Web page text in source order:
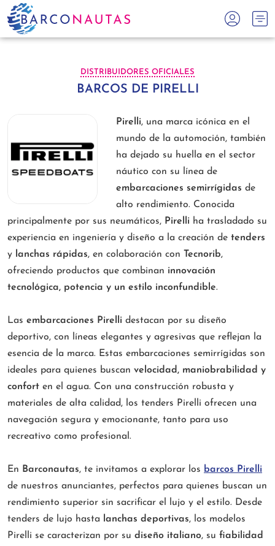
DISTRIBUIDORES OFICIALES
BARCOS DE PIRELLI
Pirelli, una marca icónica en el
mundo de la automoción, también
ha dejado su huella en el sector
náutico con su línea de
embarcaciones semirrígidas de
alto rendimiento. Conocida
principalmente por sus neumáticos, Pirelli ha trasladado su
experiencia en ingeniería y diseño a la creación de tenders
y lanchas rápidas, en colaboración con Tecnorib,
ofreciendo productos que combinan innovación
tecnológica, potencia y un estilo inconfundible.
Las embarcaciones Pirelli destacan por su diseño
deportivo, con líneas elegantes y agresivas que reflejan la
esencia de la marca. Estas embarcaciones semirrígidas son
ideales para quienes buscan velocidad, maniobrabilidad y
confort en el agua. Con una construcción robusta y
materiales de alta calidad, los tenders Pirelli ofrecen una
navegación segura y emocionante, tanto para uso
recreativo como profesional.
En Barconautas, te invitamos a explorar los barcos Pirelli
de nuestros anunciantes, perfectos para quienes buscan un
rendimiento superior sin sacrificar el lujo y el estilo. Desde
tenders de lujo hasta
lanchas deportivas, los modelos
Pirelli se caracterizan por su diseño italiano, su fiabilidad